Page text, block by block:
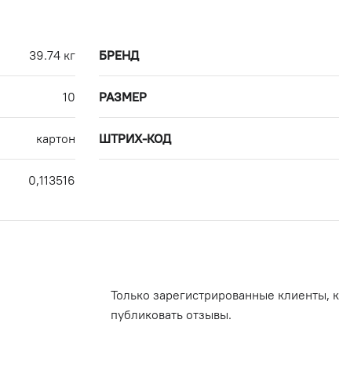
39.74 кг БРЕНД
10 РАЗМЕР
картон ШТРИХ-КОД
0,113516
Только зарегистрированные клиенты,
публиковать отзывы.